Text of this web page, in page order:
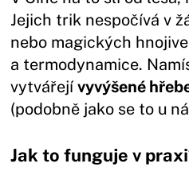
Jejich trik nespočívá v
nebo magických
a termodynamice.
vytvářejívyvýšené
(podobně jako se to u
Jak to funguje v